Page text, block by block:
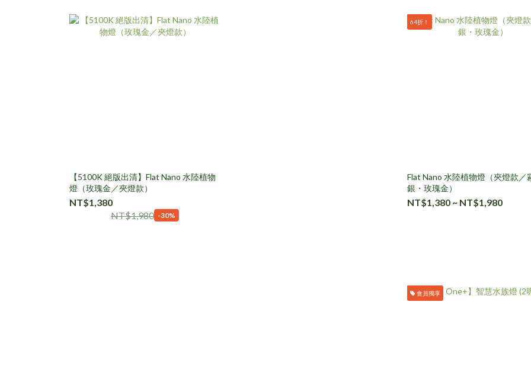
【5100K 絕版出清】Flat Nano 水陸植物
燈（玫瑰金／夾燈款）
NT$1,380
NT$1,980 -30%
64折！
Flat Nano 水陸植物燈（夾燈款／
銀・玫瑰金）
NT$1,380 ~ NT$1,980
會員獨享